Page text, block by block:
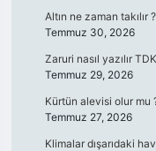
Altın ne zaman takılır ?
Temmuz 30, 2026
Zaruri nasıl yazılır
Temmuz 29, 2026
Kürtün alevisi olur mu
Temmuz 27, 2026
Klimalar dışarıdaki